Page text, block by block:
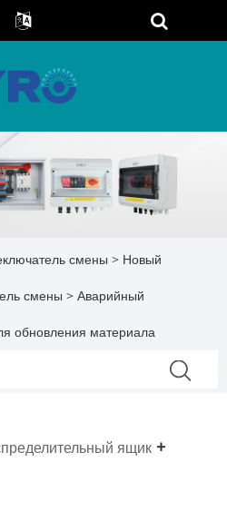
смены > Новый
смены > Аварийный
обновления материала
ящик